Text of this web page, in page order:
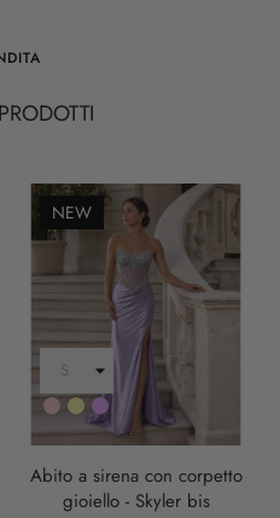
NEW
RosaOroLILLA
Abito a sirena con corpetto
gioiello - Skyler bis